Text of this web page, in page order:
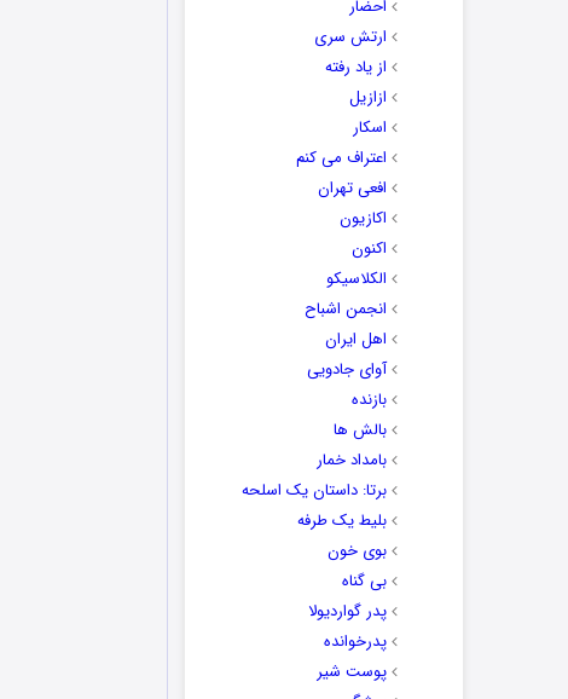
احضار
ارتش سری
از یاد رفته
ازازیل
اسکار
اعتراف می کنم
افعی تهران
اکازیون
اکنون
الکلاسیکو
انجمن اشباح
اهل ایران
آوای جادویی
بازنده
بالش ها
بامداد خمار
برتا: داستان یک اسلحه
بلیط یک‌‌ طرفه
بوی خون
بی گناه
پدر گواردیولا
پدرخوانده
پوست شیر